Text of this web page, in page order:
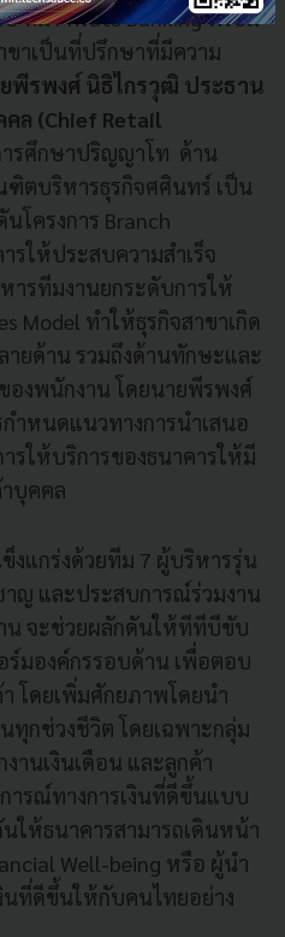
ทีม Private Banking พร้อม
าเป็นที่ปรึกษาที่มีความ
พีรพงศ์ นิธิไกรวุฒิ ประธาน
ล (Chief Retail
รศึกษาปริญญาโท ด้าน
ตบริหารธุรกิจศศินทร์ เป็น
โครงการ Branch
รให้ประสบความสำเร็จ
ารทีมงานยกระดับการให้
Model ทำให้ธุรกิจสาขาเกิด
ยด้าน รวมถึงด้านทักษะและ
องพนักงาน โดยนายพีรพงศ์
ำหนดแนวทางการนำเสนอ
รให้บริการของธนาคารให้มี
บุคคล
งแกร่งด้วยทีม 7 ผู้บริหารรุ่น
ญ และประสบการณ์ร่วมงาน
น จะช่วยผลักดันให้ทีทีบีขับ
ร์มองค์กรรอบด้าน เพื่อตอบ
โดยเพิ่มศักยภาพโดยนำ
กช่วงชีวิต โดยเฉพาะกลุ่ม
านเงินเดือน และลูกค้า
ารณ์ทางการเงินที่ดีขึ้นแบบ
ให้ธนาคารสามารถเดินหน้า
Well-being หรือ ผู้นำ
นที่ดีขึ้นให้กับคนไทยอย่าง